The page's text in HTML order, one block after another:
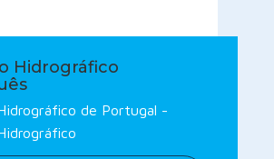
Hidrográfico
de Portugal -